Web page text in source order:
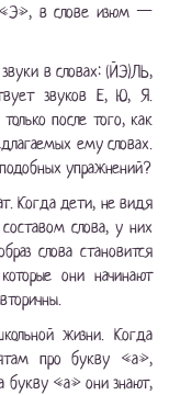
«Э», в слове изюм —
в словах: (ЙЭ)ЛЬ,
звуков Е, Ю, Я.
после того, как
ему словах.
упражнений?
Когда дети, не видя
слова, у них
слова становится
они начинают
жизни. Когда
про букву «а»,
букву «а» они знают,